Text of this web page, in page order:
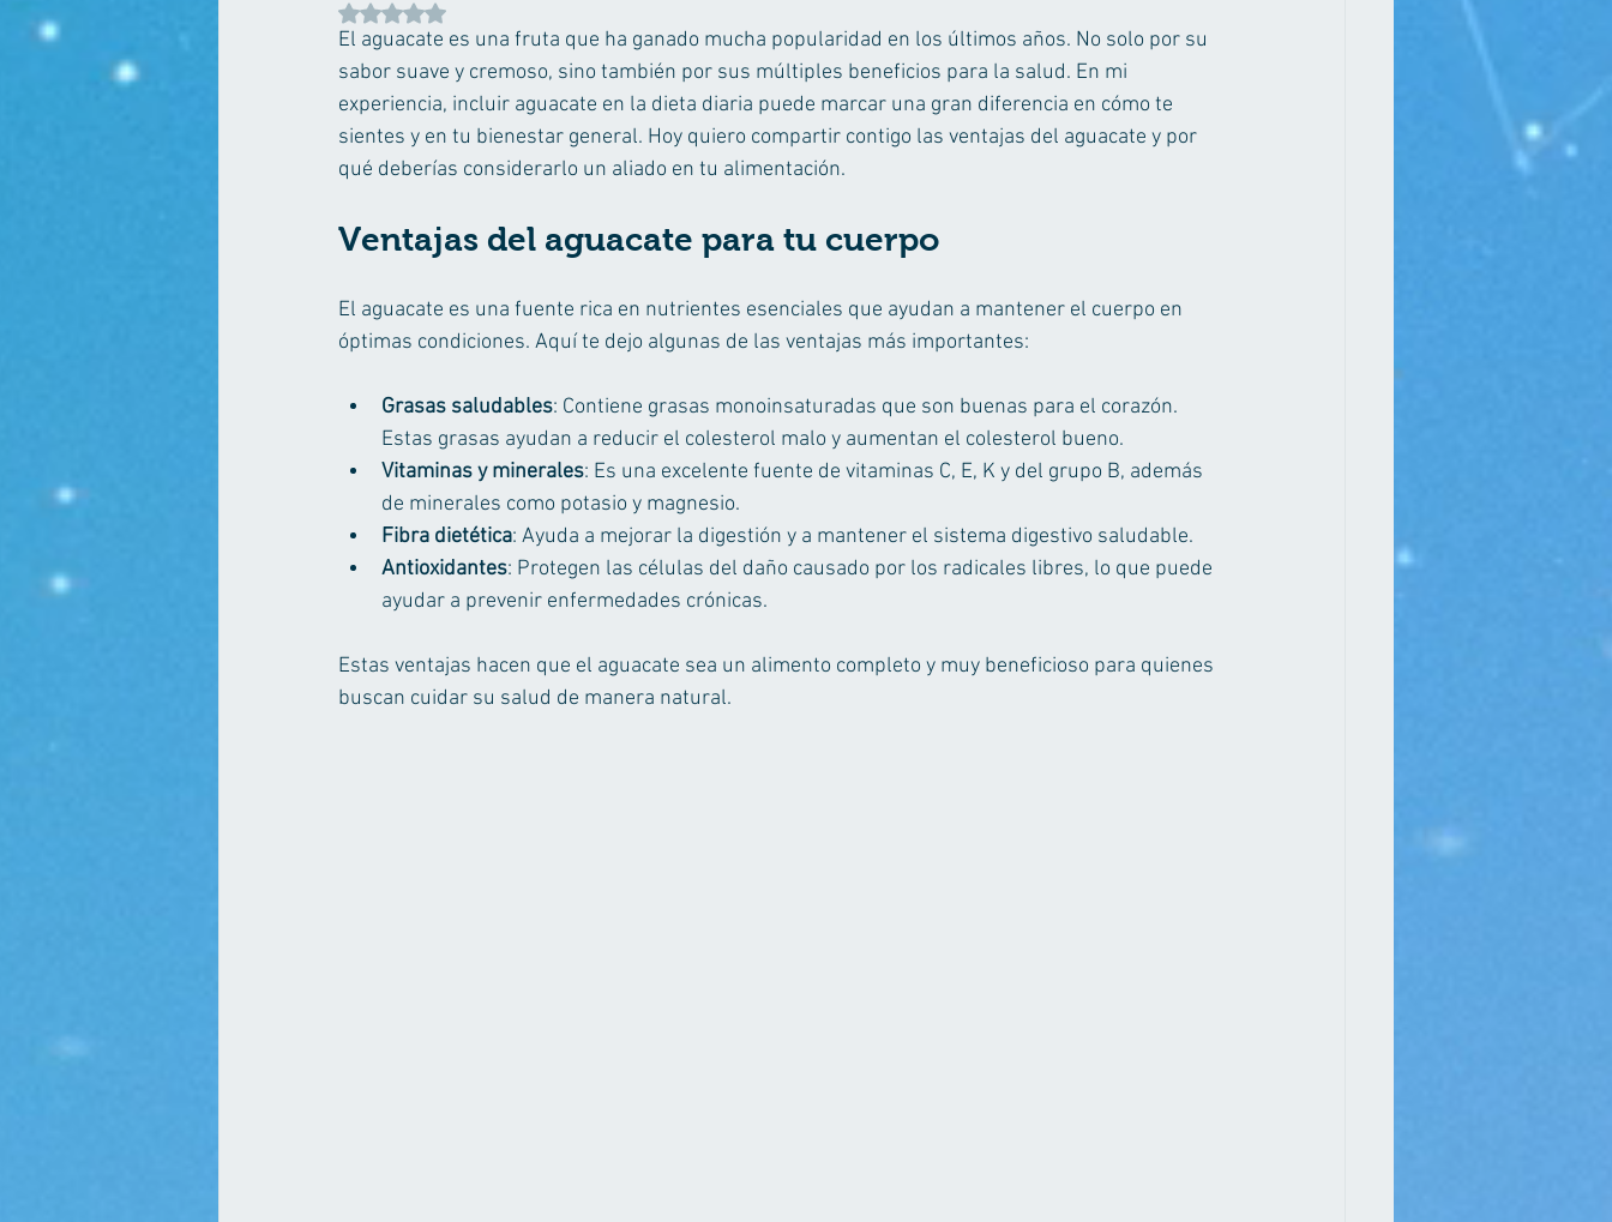
Obtuvo NaN de 5 estrellas.
El aguacate es una fruta que ha ganado mucha popularidad en los últimos años. No solo por su
sabor suave y cremoso, sino también por sus múltiples beneficios para la salud. En mi
experiencia, incluir aguacate en la dieta diaria puede marcar una gran diferencia en cómo te
sientes y en tu bienestar general. Hoy quiero compartir contigo las ventajas del aguacate y por
qué deberías considerarlo un aliado en tu alimentación.
Ventajas del aguacate para tu cuerpo
El aguacate es una fuente rica en nutrientes esenciales que ayudan a mantener el cuerpo en
óptimas condiciones. Aquí te dejo algunas de las ventajas más importantes:
Grasas saludables: Contiene grasas monoinsaturadas que son buenas para el corazón.
Estas grasas ayudan a reducir el colesterol malo y aumentan el colesterol bueno.
Vitaminas y minerales: Es una excelente fuente de vitaminas C, E, K y del grupo B, además
de minerales como potasio y magnesio.
Fibra dietética: Ayuda a mejorar la digestión y a mantener el sistema digestivo saludable.
Antioxidantes: Protegen las células del daño causado por los radicales libres, lo que puede
ayudar a prevenir enfermedades crónicas.
Estas ventajas hacen que el aguacate sea un alimento completo y muy beneficioso para quienes
buscan cuidar su salud de manera natural.